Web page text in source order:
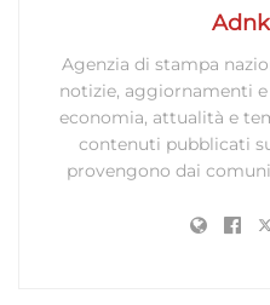
Garantire la sicurezza,
rilevare frodi, correggere
e presentare pubblicità e
Salvare e comunicare le
Agenzia di stampa
notizie, aggiornamenti
economia, attualità e
contenuti pubblicati
provengono dai